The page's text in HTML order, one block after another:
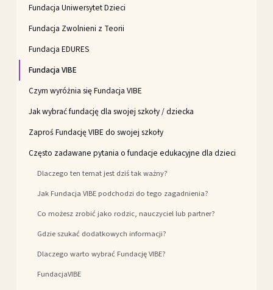
Fundacja Uniwersytet Dzieci
Fundacja Zwolnieni z Teorii
Fundacja EDURES
Fundacja VIBE
Czym wyróżnia się Fundacja VIBE
Jak wybrać fundację dla swojej szkoły / dziecka
Zaproś Fundację VIBE do swojej szkoły
Często zadawane pytania o fundacje edukacyjne dla dzieci
Dlaczego ten temat jest dziś tak ważny?
Jak Fundacja VIBE podchodzi do tego zagadnienia?
Co możesz zrobić jako rodzic, nauczyciel lub partner?
Gdzie szukać dodatkowych informacji?
Dlaczego warto wybrać Fundację VIBE?
FundacjaVIBE